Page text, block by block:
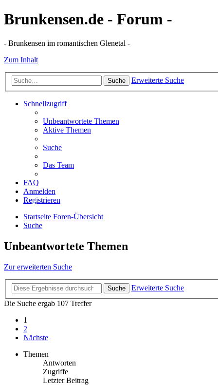
Brunkensen.de - Forum -
- Brunkensen im romantischen Glenetal -
Zum Inhalt
Suche Erweiterte Suche
Schnellzugriff
Unbeantwortete Themen
Aktive Themen
Suche
Das Team
FAQ
Anmelden
Registrieren
Startseite Foren-Übersicht
Suche
Unbeantwortete Themen
Zur erweiterten Suche
Suche
Erweiterte Suche
Die Suche ergab 107 Treffer
1
2
Nächste
Themen
Antworten
Zugriffe
Letzter Beitrag